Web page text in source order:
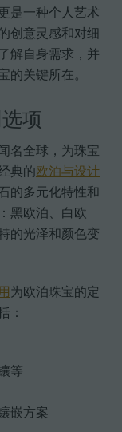
是一种个人艺术
创意灵感和对细
解自身需求，并
的关键所在。
项
名全球，为珠宝
典的欧泊与设计
的多元化特性和
黑欧泊、白欧
的光泽和颜色变
为欧泊珠宝的定
：
等
嵌方案